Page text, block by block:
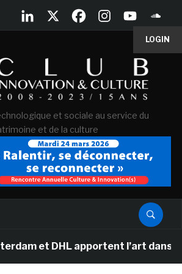
LOGIN
et sociale au service du
et de la culture
et DHL apportent l’art dans